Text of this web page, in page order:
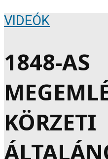
VIDEÓK
1848-AS
KÖRZETI